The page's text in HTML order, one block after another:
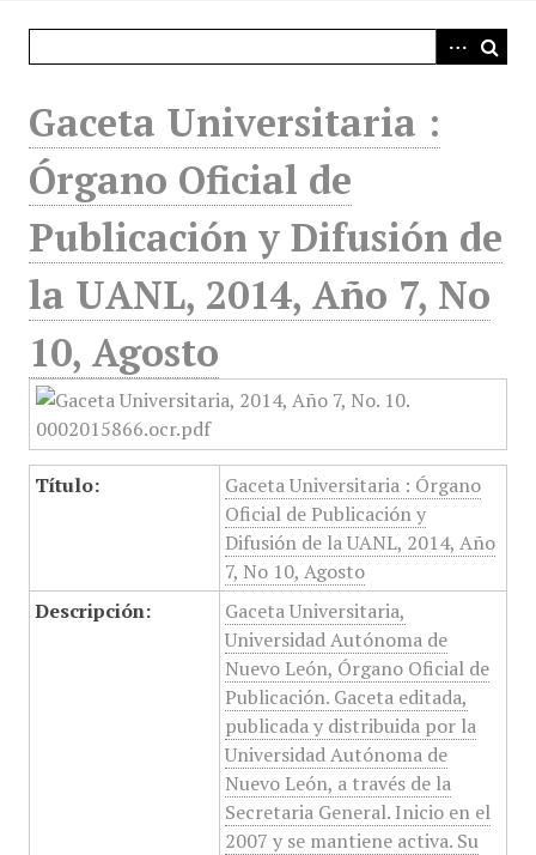
Gaceta Universitaria :
Órgano Oficial de
Publicación y Difusión de
la UANL, 2014, Año 7, No
10, Agosto
Título:
Gaceta Universitaria : Órgano
Oficial de Publicación y
Difusión de la UANL, 2014, Año
7, No 10, Agosto
Descripción:
Gaceta Universitaria,
Universidad Autónoma de
Nuevo León, Órgano Oficial de
Publicación. Gaceta editada,
publicada y distribuida por la
Universidad Autónoma de
Nuevo León, a través de la
Secretaria General. Inicio en el
2007 y se mantiene activa. Su